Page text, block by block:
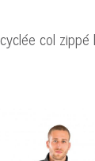
col